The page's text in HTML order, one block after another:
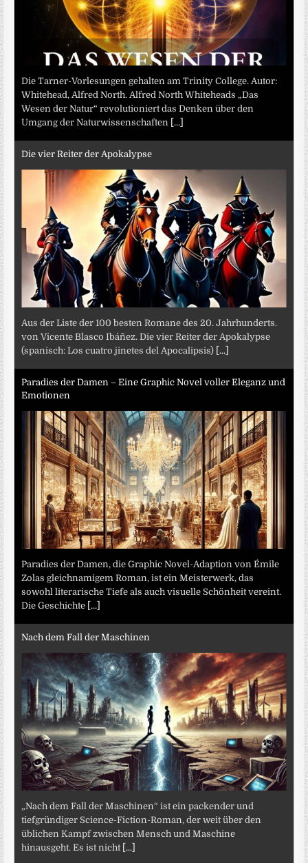
Die Tarner-Vorlesungen gehalten am Trinity College. Autor:
Whitehead, Alfred North. Alfred North Whiteheads „Das
Wesen der Natur“ revolutioniert das Denken über den
Umgang der Naturwissenschaften [...]
Die vier Reiter der Apokalypse
Aus der Liste der 100 besten Romane des 20. Jahrhunderts.
von Vicente Blasco Ibáñez. Die vier Reiter der Apokalypse
(spanisch: Los cuatro jinetes del Apocalipsis) [...]
Paradies der Damen – Eine Graphic Novel voller Eleganz und
Emotionen
Paradies der Damen, die Graphic Novel-Adaption von Émile
Zolas gleichnamigem Roman, ist ein Meisterwerk, das
sowohl literarische Tiefe als auch visuelle Schönheit vereint.
Die Geschichte [...]
Nach dem Fall der Maschinen
„Nach dem Fall der Maschinen“ ist ein packender und
tiefgründiger Science-Fiction-Roman, der weit über den
üblichen Kampf zwischen Mensch und Maschine
hinausgeht. Es ist nicht [...]